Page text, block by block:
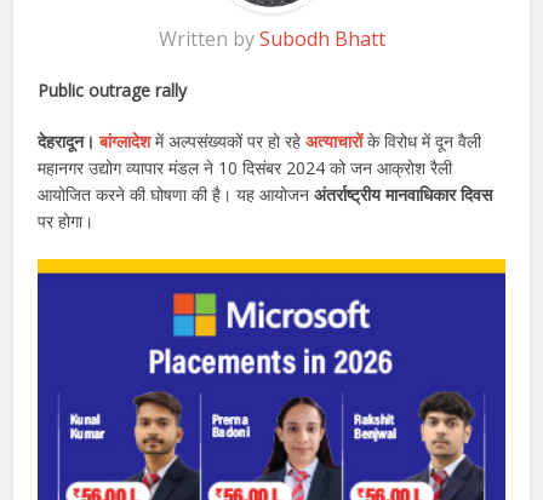
Written bySubodh Bhatt
Public outrage rally
देहरादून। बांग्लादेशमें अल्पसंख्यकों पर हो रहेअत्याचारोंके विरोध में दून वैली
महानगर उद्योग व्यापार मंडल ने 10 दिसंबर 2024 को जन आक्रोश रैली
आयोजित करने की घोषणा की है। यह आयोजनअंतर्राष्ट्रीय मानवाधिकार दिवस
पर होगा।